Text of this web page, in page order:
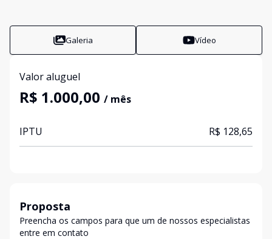
Galeria Vídeo
Valor aluguel
R$ 1.000,00 / mês
IPTU R$ 128,65
Proposta
Preencha os campos para que um de nossos especialistas
entre em contato